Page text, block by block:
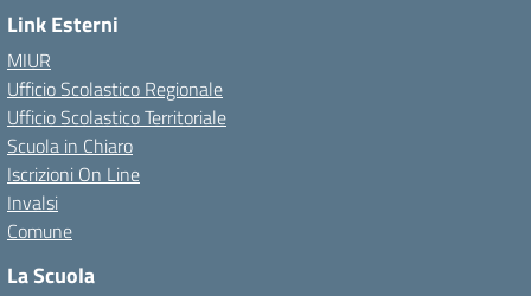
Link Esterni
MIUR
Ufficio Scolastico Regionale
Ufficio Scolastico Territoriale
Scuola in Chiaro
Iscrizioni On Line
Invalsi
Comune
La Scuola